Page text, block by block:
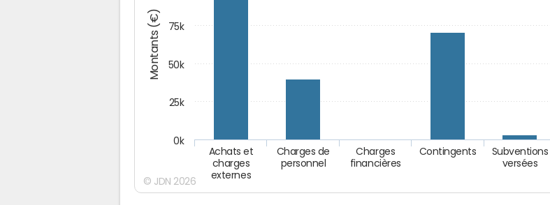
Montants (€)
Achats et
charges
externes
Charges de
personnel
Charges
financières
Contingents
Subventions
versées
0k
25k
50k
75k
© JDN 2026